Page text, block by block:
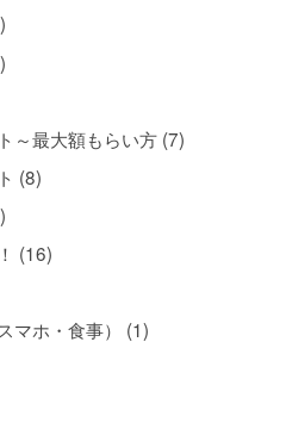
～最大額もらい方 (7)
(8)
(16)
マホ・食事） (1)